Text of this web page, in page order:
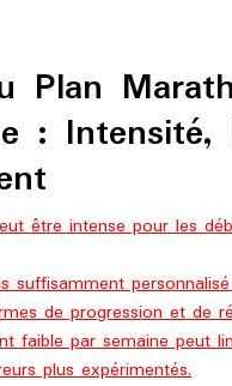
Plan
: Intensité,
être intense pour les
de progression et de
faible par semaine peut
plus expérimentés.